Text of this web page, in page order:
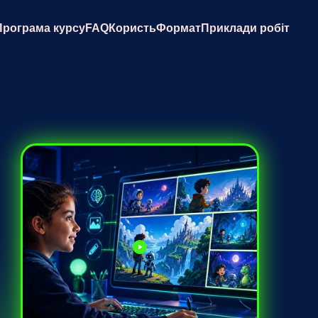
курсуFAQКористьФорматПриклади робіт